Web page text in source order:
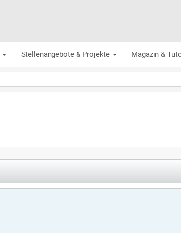
Stellenangebote & Projekte Magazin &